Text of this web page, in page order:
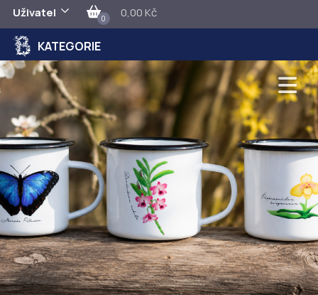
Uživatel 0 0,00 Kč
KATEGORIE